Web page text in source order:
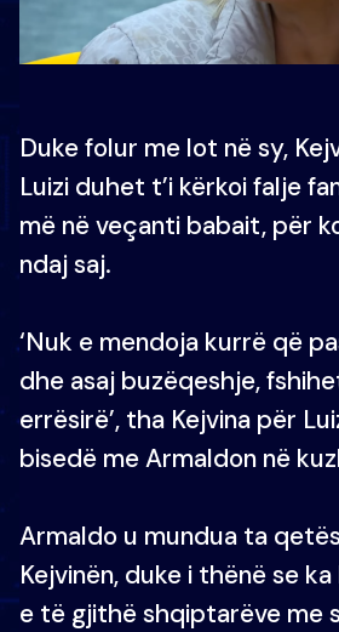
Duke folur me lot në sy,
Luizi duhet t’i kërkoi falje
më në veçanti babait, për
ndaj saj.
‘Nuk e mendoja kurrë që
dhe asaj buzëqeshje,
errësirë’, tha Kejvina për
bisedë me Armaldon në
Armaldo u mundua ta
Kejvinën, duke i thënë se
e të gjithë shqiptarëve me